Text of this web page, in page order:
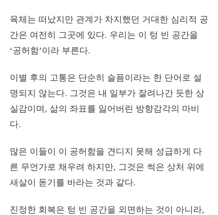
육체는 떠났지만 관계가 차지했던 거대한 심리적 공
간은 여전히 그곳에 있다. 우리는 이 텅 빈 공간을
‘공허함’이라 부른다.
이별 후의 고통은 단순히 슬픔이라는 한 단어로 설
명되지 않는다. 그것은 내 일부가 잘려나간 듯한 상
실감이며, 삶의 좌표를 잃어버린 방향감각의 마비
다.
많은 이들이 이 공허함을 견디지 못해 성급하게 다
른 무언가로 채우려 하지만, 그것은 썩은 상처 위에
새살이 돋기를 바라는 것과 같다.
진정한 회복은 텅 빈 공간을 외면하는 것이 아니라,